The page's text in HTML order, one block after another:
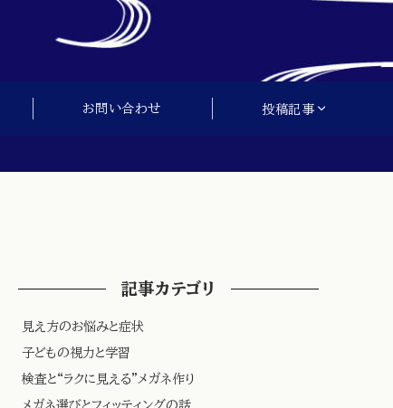
お問い合わせ 投稿記事
記事カテゴリ
見え方のお悩みと症状
子どもの視力と学習
検査と“ラクに見える”メガネ作り
メガネ選びとフィッティングの話